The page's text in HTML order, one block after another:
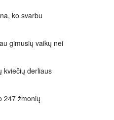
ko svarbu
gimusių vaikų nei
kviečių derliaus
247 žmonių